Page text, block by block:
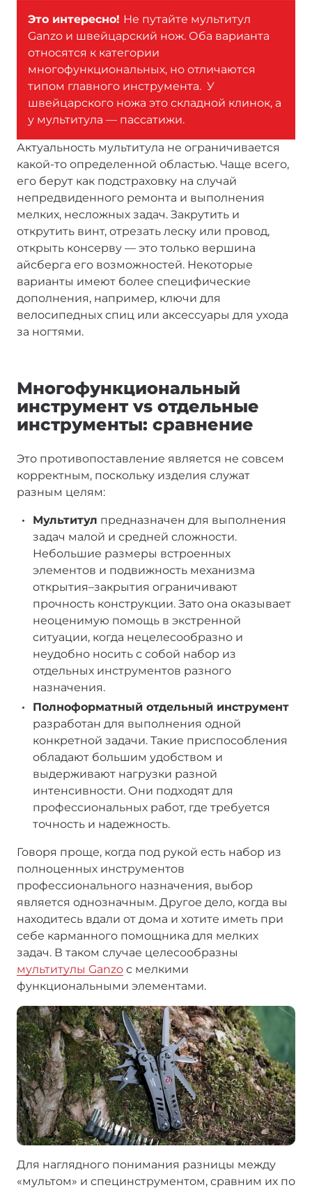
Это интересно! Не путайте мультитул
Ganzo и швейцарский нож. Оба варианта
относятся к категории
многофункциональных, но отличаются
типом главного инструмента. У
швейцарского ножа это складной клинок, а
у мультитула — пассатижи.
Актуальность мультитула не ограничивается
какой-то определенной областью. Чаще всего,
его берут как подстраховку на случай
непредвиденного ремонта и выполнения
мелких, несложных задач. Закрутить и
открутить винт, отрезать леску или провод,
открыть консерву — это только вершина
айсберга его возможностей. Некоторые
варианты имеют более специфические
дополнения, например, ключи для
велосипедных спиц или аксессуары для ухода
за ногтями.
Многофункциональный
инструмент vs отдельные
инструменты: сравнение
Это противопоставление является не совсем
корректным, поскольку изделия служат
разным целям:
Мультитул предназначен для выполнения
задач малой и средней сложности.
Небольшие размеры встроенных
элементов и подвижность механизма
открытия–закрытия ограничивают
прочность конструкции. Зато она оказывает
неоценимую помощь в экстренной
ситуации, когда нецелесообразно и
неудобно носить с собой набор из
отдельных инструментов разного
назначения.
Полноформатный отдельный инструмент
разработан для выполнения одной
конкретной задачи. Такие приспособления
обладают большим удобством и
выдерживают нагрузки разной
интенсивности. Они подходят для
профессиональных работ, где требуется
точность и надежность.
Говоря проще, когда под рукой есть набор из
полноценных инструментов
профессионального назначения, выбор
является однозначным. Другое дело, когда вы
находитесь вдали от дома и хотите иметь при
себе карманного помощника для мелких
задач. В таком случае целесообразны
мультитулы Ganzo с мелкими
функциональными элементами.
Для наглядного понимания разницы между
«мультом» и специнструментом, сравним их по